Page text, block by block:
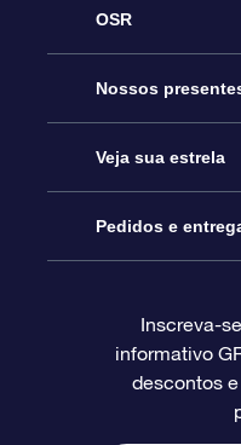
OSR
Serviço
Entre em contato
Blog
Avaliações
Nossos
Presente estrelar
Pacote de
O cartão de
Presentes
Veja sua estrela
Star Register
Página estelar
Um Milhão de
Pedidos e
Informações de
Inscreva-
informativo
descontos